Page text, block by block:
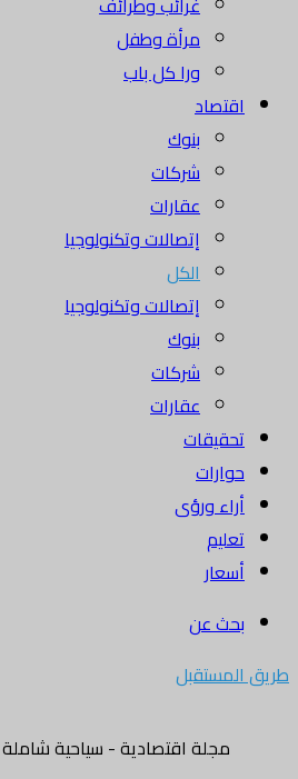
مرأة وطفل
ورا كل باب
اقتصاد
بنوك
شركات
عقارات
إتصالات وتكنولوجيا
الكل
إتصالات وتكنولوجيا
بنوك
شركات
عقارات
تحقيقات
حوارات
أراء ورؤى
تعليم
أسعار
بحث عن
طريق المستقبل
مجلة اقتصادية - سياحية شاملة